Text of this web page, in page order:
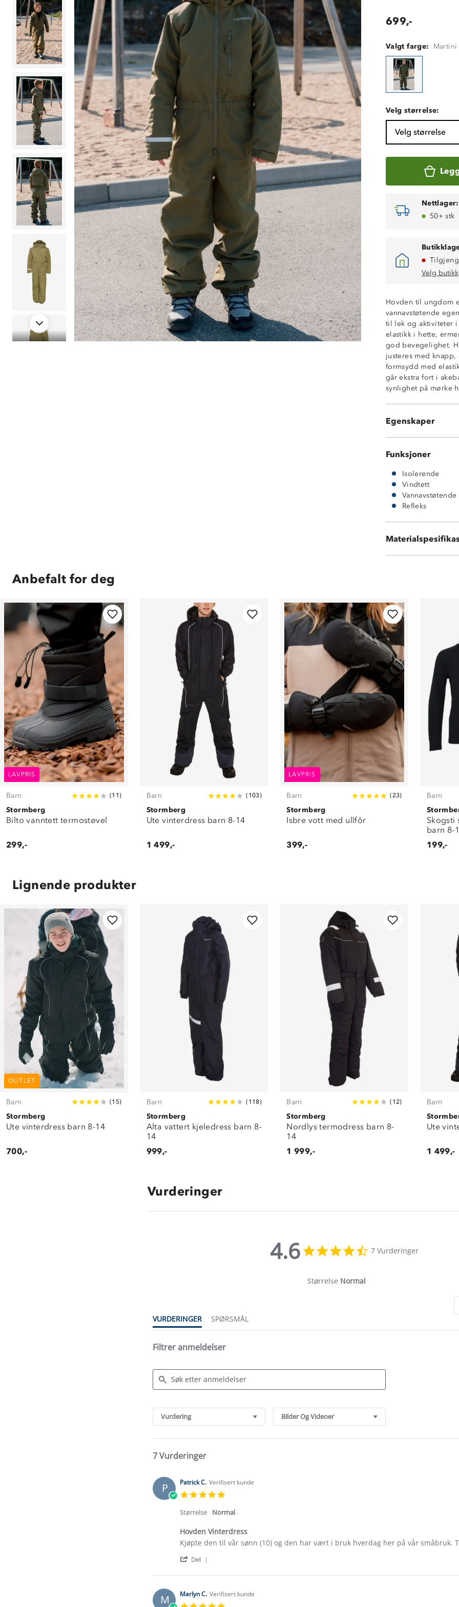
699,-
Valgt farge:
Velg størrelse:
Velg størrelse
Nettlager:
50+ stk
Velg butikk
Hovden til ungdom
vannavstøtende
til lek og aktiviteter
elastikk i hette,
god bevegelighet.
justeres med
formsydd med
går ekstra fort i
synlighet på mørke
Egenskaper
Isolerende
Utvendig
Elastikk i
Fastmontert
Utvendig
Hakebeskytter
Refleks
Funksjoner
Isolerende
Vindtett
Vannavstøtende
Refleks
100 % polyester
Anbefalt for deg
LAVPRIS
Barn (11 )
Stormberg
Bilto vanntett termostøvel
299,-
Barn ( 103)
Stormberg
Ute vinterdress barn 8-14
1 499,-
LAVPRIS
Barn (23)
Stormberg
Isbre vott med ullfôr
399,-
Barn
Skogsti
barn 8-
199,-
Lignende produkter
OUTLET
Barn (15)
Stormberg
Ute vinterdress barn 8-14
700,-
Barn ( 118)
Stormberg
Alta vattert kjeledress barn 8-
14
999,-
Barn ( 12)
Stormberg
Nordlys termodress barn 8-
14
1 999,-
Barn
Ute
1 499,-
Vurderinger
4.6
star
7 Vurderinger
Størrelse Normal
VURDERINGER SPØRSMÅL
Filtrer anmeldelser
Reviews
Vurdering Bilder Og Videoer
7 Vurderinger
P Patrick C. Verifisert kunde
rating
Størrelse Normal
Hovden Vinterdress
Review
Patrick
on
Jan
2026
review
Hovden
Kjøpte den til vår sønn (10) og den har vært i bruk hverdag her på vår småbruk.
Del
Review
Patrick
C.
M Marlyn C. Verifisert kunde